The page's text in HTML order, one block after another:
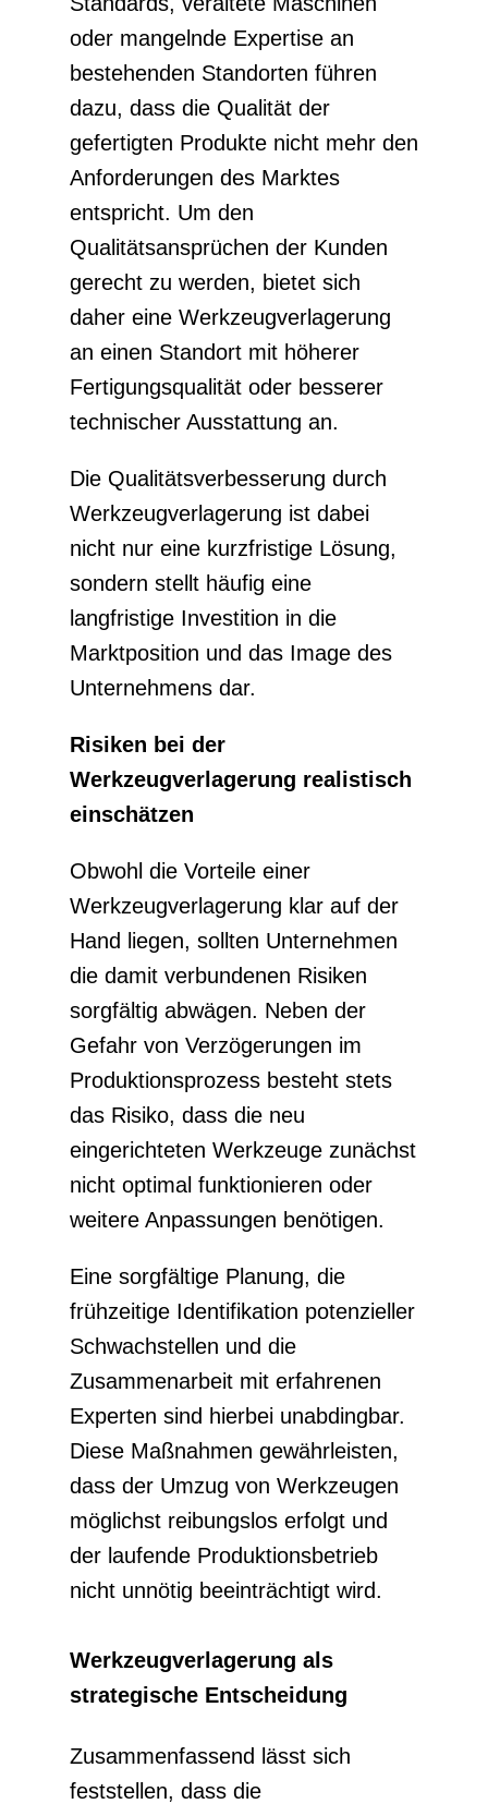
oder mangelnde Expertise an
bestehenden Standorten führen
dazu, dass die Qualität der
gefertigten Produkte nicht mehr den
Anforderungen des Marktes
entspricht. Um den
Qualitätsansprüchen der Kunden
gerecht zu werden, bietet sich
daher eine Werkzeugverlagerung
an einen Standort mit höherer
Fertigungsqualität oder besserer
technischer Ausstattung an.
Die Qualitätsverbesserung durch
Werkzeugverlagerung ist dabei
nicht nur eine kurzfristige Lösung,
sondern stellt häufig eine
langfristige Investition in die
Marktposition und das Image des
Unternehmens dar.
Risiken bei der
Werkzeugverlagerung realistisch
einschätzen
Obwohl die Vorteile einer
Werkzeugverlagerung klar auf der
Hand liegen, sollten Unternehmen
die damit verbundenen Risiken
sorgfältig abwägen. Neben der
Gefahr von Verzögerungen im
Produktionsprozess besteht stets
das Risiko, dass die neu
eingerichteten Werkzeuge zunächst
nicht optimal funktionieren oder
weitere Anpassungen benötigen.
Eine sorgfältige Planung, die
frühzeitige Identifikation potenzieller
Schwachstellen und die
Zusammenarbeit mit erfahrenen
Experten sind hierbei unabdingbar.
Diese Maßnahmen gewährleisten,
dass der Umzug von Werkzeugen
möglichst reibungslos erfolgt und
der laufende Produktionsbetrieb
nicht unnötig beeinträchtigt wird.
Werkzeugverlagerung als
strategische Entscheidung
Zusammenfassend lässt sich
feststellen, dass die